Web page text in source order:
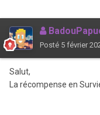
Posté 5 février
Salut,
La récompense en